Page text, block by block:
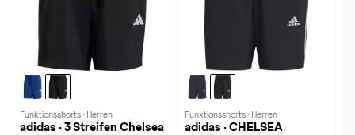
Funktionsshorts · Herren
adidas · 3 Streifen Chelsea
Funktionsshorts · Herren
adidas · CHELSEA